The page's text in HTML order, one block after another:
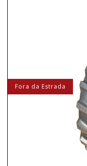
Fora da Estrada